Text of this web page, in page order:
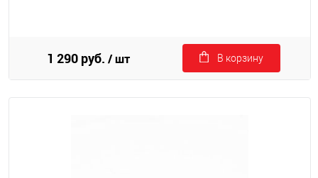
1 290 руб. / шт В корзину